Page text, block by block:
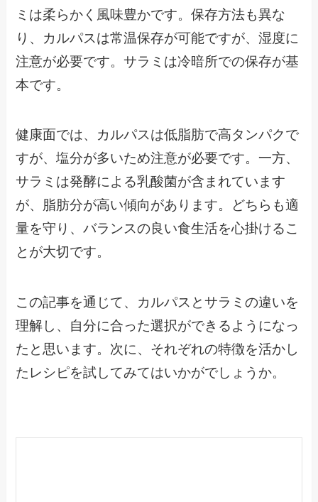
ミは柔らかく風味豊かです。保存方法も異な
り、カルパスは常温保存が可能ですが、湿度に
注意が必要です。サラミは冷暗所での保存が基
本です。
健康面では、カルパスは低脂肪で高タンパクで
すが、塩分が多いため注意が必要です。一方、
サラミは発酵による乳酸菌が含まれています
が、脂肪分が高い傾向があります。どちらも適
量を守り、バランスの良い食生活を心掛けるこ
とが大切です。
この記事を通じて、カルパスとサラミの違いを
理解し、自分に合った選択ができるようになっ
たと思います。次に、それぞれの特徴を活かし
たレシピを試してみてはいかがでしょうか。